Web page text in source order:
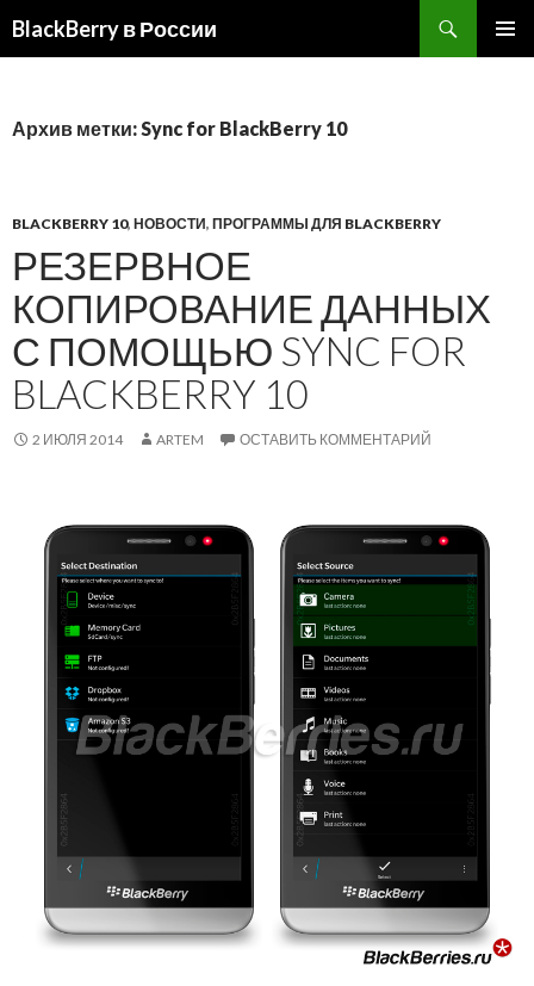
BlackBerry в России
Архив метки: Sync for BlackBerry 10
BLACKBERRY 10, НОВОСТИ, ПРОГРАММЫ ДЛЯ BLACKBERRY
РЕЗЕРВНОЕ
КОПИРОВАНИЕ ДАННЫХ
С ПОМОЩЬЮ SYNC FOR
BLACKBERRY 10
2 ИЮЛЯ 2014 ARTEM ОСТАВИТЬ КОММЕНТАРИЙ